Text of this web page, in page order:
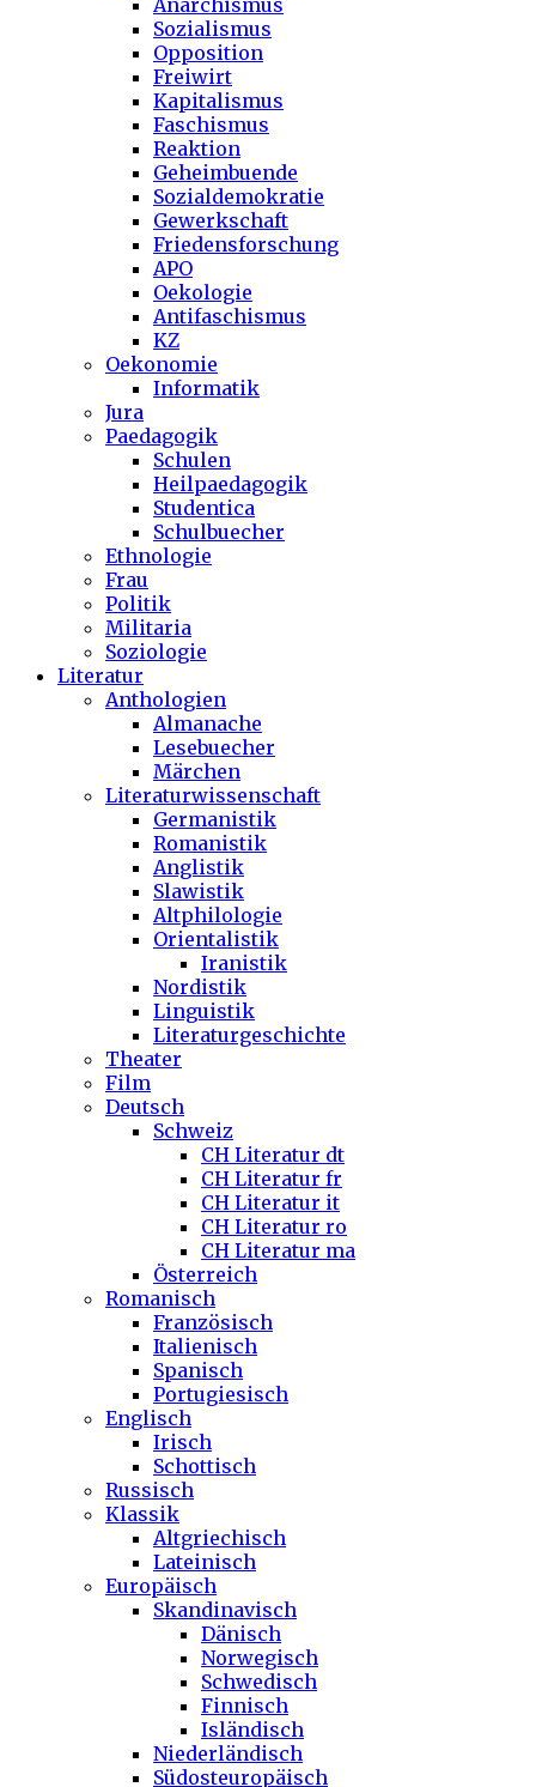
Anarchismus
Sozialismus
Opposition
Freiwirt
Kapitalismus
Faschismus
Reaktion
Geheimbuende
Sozialdemokratie
Gewerkschaft
Friedensforschung
APO
Oekologie
Antifaschismus
KZ
Oekonomie
Informatik
Jura
Paedagogik
Schulen
Heilpaedagogik
Studentica
Schulbuecher
Ethnologie
Frau
Politik
Militaria
Soziologie
Literatur
Anthologien
Almanache
Lesebuecher
Märchen
Literaturwissenschaft
Germanistik
Romanistik
Anglistik
Slawistik
Altphilologie
Orientalistik
Iranistik
Nordistik
Linguistik
Literaturgeschichte
Theater
Film
Deutsch
Schweiz
CH Literatur dt
CH Literatur fr
CH Literatur it
CH Literatur ro
CH Literatur ma
Österreich
Romanisch
Französisch
Italienisch
Spanisch
Portugiesisch
Englisch
Irisch
Schottisch
Russisch
Klassik
Altgriechisch
Lateinisch
Europäisch
Skandinavisch
Dänisch
Norwegisch
Schwedisch
Finnisch
Isländisch
Niederländisch
Südosteuropäisch